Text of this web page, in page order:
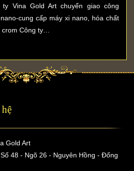
ty Vina Gold Art chuyển giao công
cung cấp máy xi nano, hóa chất
crom Công ty…
Gold Art
48 - Ngõ 26 - Nguyên Hồng - Đống